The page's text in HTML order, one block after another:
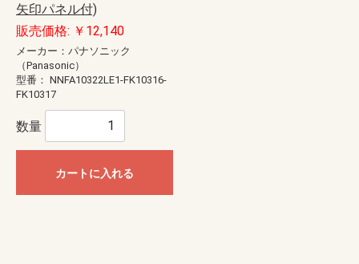
矢印パネル付)
販売価格: ￥12,140
メーカー：パナソニック
（Panasonic）
型番： NNFA10322LE1-FK10316-
FK10317
数量
カートに入れる